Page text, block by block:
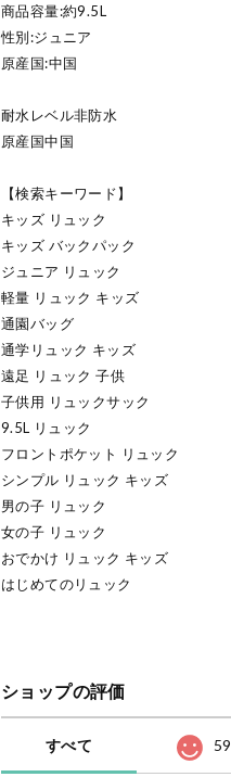
商品容量:約9.5L
性別:ジュニア
原産国:中国
耐水レベル非防水
原産国中国
【検索キーワード】
キッズ リュック
キッズ バックパック
ジュニア リュック
軽量 リュック キッズ
通園バッグ
通学リュック キッズ
遠足 リュック 子供
子供用 リュックサック
9.5L リュック
フロントポケット リュック
シンプル リュック キッズ
男の子 リュック
女の子 リュック
おでかけ リュック キッズ
はじめてのリュック
ショップの評価
すべて 59